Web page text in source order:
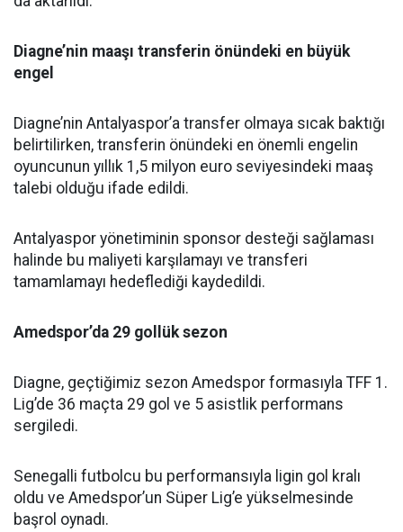
Diagne’nin maaşı transferin önündeki en büyük
engel
Diagne’nin Antalyaspor’a transfer olmaya sıcak baktığı
belirtilirken, transferin önündeki en önemli engelin
oyuncunun yıllık 1,5 milyon euro seviyesindeki maaş
talebi olduğu ifade edildi.
Antalyaspor yönetiminin sponsor desteği sağlaması
halinde bu maliyeti karşılamayı ve transferi
tamamlamayı hedeflediği kaydedildi.
Amedspor’da 29 gollük sezon
Diagne, geçtiğimiz sezon Amedspor formasıyla TFF 1.
Lig’de 36 maçta 29 gol ve 5 asistlik performans
sergiledi.
Senegalli futbolcu bu performansıyla ligin gol kralı
oldu ve Amedspor’un Süper Lig’e yükselmesinde
başrol oynadı.